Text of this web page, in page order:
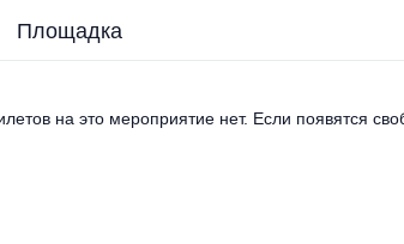
Площадка
на это мероприятие нет. Если появятся